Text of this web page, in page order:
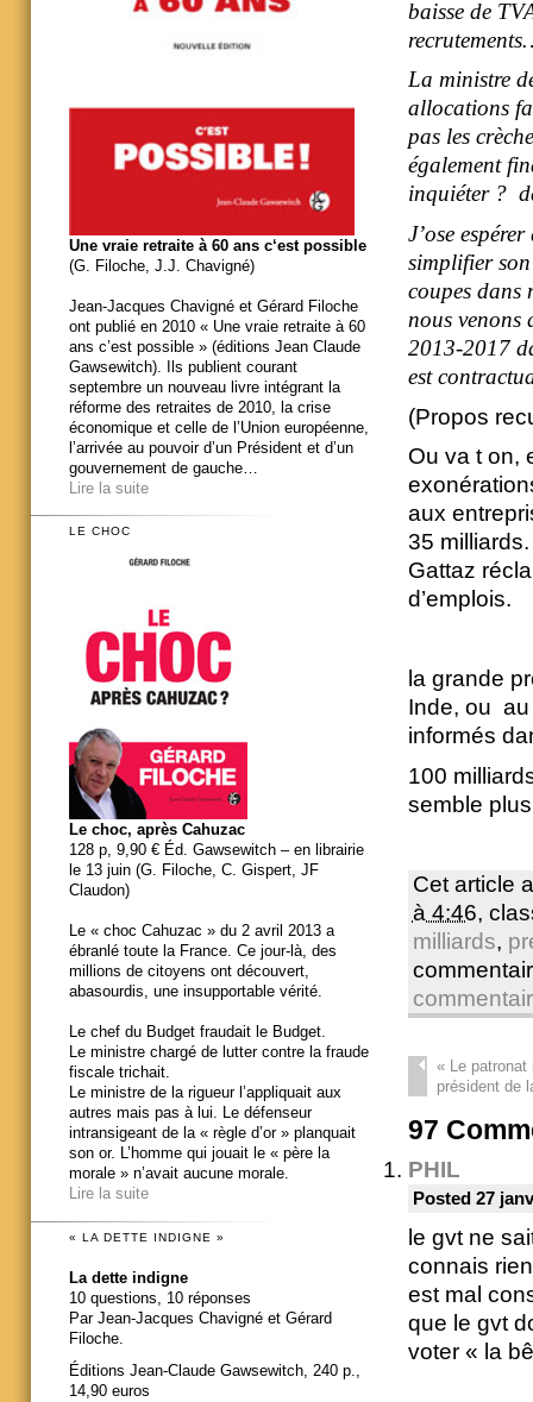
baisse de
La ministre
allocations
pas les
également
inquiéter ?
J’ose
simplifier
coupes dans
nous venons
2013-2017
est
(Propos
Ou va t on,
aux
35 milliards.
Gattaz
d’emplois.
la grande
Inde, ou au
informés
100
semble
Cet article
à 4:46,
milliards,
«Le patronat
président de
97
PHIL
Posted 27
le gvt ne
connais
est mal
que le gvt
voter « la
Une vraie retraite à 60 ans c‘est possible
(G. Filoche, J.J. Chavigné)
Jean-Jacques Chavigné et Gérard Filoche
ont publié en 2010 « Une vraie retraite à 60
ans c’est possible » (éditions Jean Claude
Gawsewitch). Ils publient courant
septembre un nouveau livre intégrant la
réforme des retraites de 2010, la crise
économique et celle de l’Union européenne,
l’arrivée au pouvoir d’un Président et d’un
gouvernement de gauche…
Lire la suite
LE CHOC
Le choc, après Cahuzac
128 p, 9,90 € Éd. Gawsewitch – en librairie
le 13 juin (G. Filoche, C. Gispert, JF
Claudon)
Le « choc Cahuzac » du 2 avril 2013 a
ébranlé toute la France. Ce jour-là, des
millions de citoyens ont découvert,
abasourdis, une insupportable vérité.
Le chef du Budget fraudait le Budget.
Le ministre chargé de lutter contre la fraude
fiscale trichait.
Le ministre de la rigueur l’appliquait aux
autres mais pas à lui. Le défenseur
intransigeant de la « règle d’or » planquait
son or. L’homme qui jouait le « père la
morale » n’avait aucune morale.
Lire la suite
« LA DETTE INDIGNE »
La dette indigne
10 questions, 10 réponses
Par Jean-Jacques Chavigné et Gérard
Filoche.
Éditions Jean-Claude Gawsewitch, 240 p.,
14,90 euros